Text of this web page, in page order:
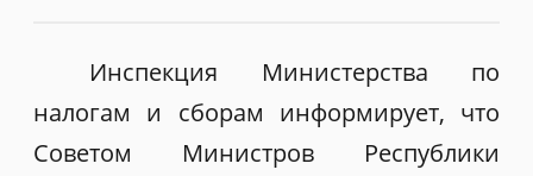
Инспекция Министерства по
налогам и сборам информирует, что
Советом Министров Республики